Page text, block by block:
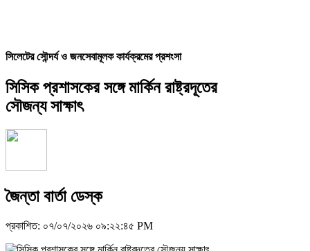
সিলেটের সৌন্দর্য ও জনসেবামূলক কার্যক্রমের প্রশংসা
সিসিক প্রশাসকের সঙ্গে মার্কিন রাষ্ট্রদূতের
সৌজন্য সাক্ষাৎ
জৈন্তা বার্তা ডেস্ক
প্রকাশিত: ০৭/০৭/২০২৬ ০৯:২২:৪৫ PM